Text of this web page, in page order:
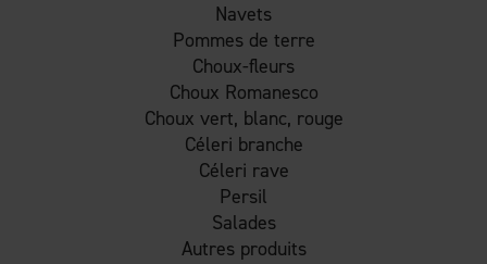
Navets
Pommes de terre
Choux-fleurs
Choux Romanesco
Choux vert, blanc, rouge
Céleri branche
Céleri rave
Persil
Salades
Autres produits